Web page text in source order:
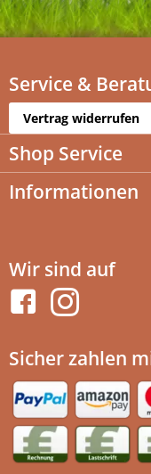
Service &
Vertrag widerrufen
Shop Service
Informationen
Wir sind auf
Sicher zahlen